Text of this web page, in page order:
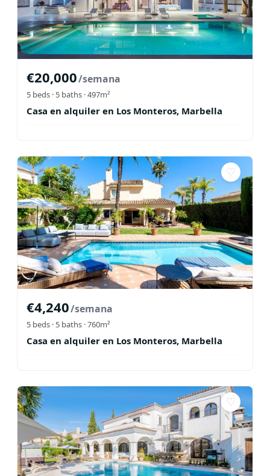
€20,000/semana
5 beds · 5 baths · 497m²
Casa en alquiler en Los Monteros, Marbella
♡
€4,240/semana
5 beds · 5 baths · 760m²
Casa en alquiler en Los Monteros, Marbella
♡